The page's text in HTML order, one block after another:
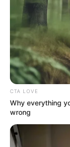
📬 Figyeld a
vár rád az új
rendszerben
Fontos újítást
koncepciója,
felismerése
javítása. A
CTA LOVE
Why everything
wrong